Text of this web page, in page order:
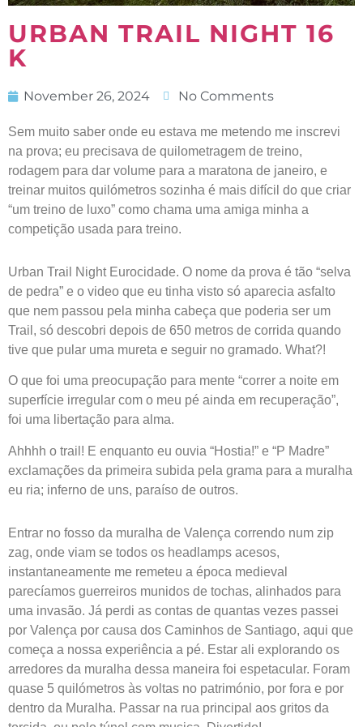
URBAN TRAIL NIGHT 16
K
November 26, 2024 No Comments
Sem muito saber onde eu estava me metendo me inscrevi
na prova; eu precisava de quilometragem de treino,
rodagem para dar volume para a maratona de janeiro, e
treinar muitos quilómetros sozinha é mais difícil do que criar
“um treino de luxo” como chama uma amiga minha a
competição usada para treino.
Urban Trail Night Eurocidade. O nome da prova é tão “selva
de pedra” e o video que eu tinha visto só aparecia asfalto
que nem passou pela minha cabeça que poderia ser um
Trail, só descobri depois de 650 metros de corrida quando
tive que pular uma mureta e seguir no gramado. What?!
O que foi uma preocupação para mente “correr a noite em
superfície irregular com o meu pé ainda em recuperação”,
foi uma libertação para alma.
Ahhhh o trail! E enquanto eu ouvia “Hostia!” e “P Madre”
exclamações da primeira subida pela grama para a muralha
eu ria; inferno de uns, paraíso de outros.
Entrar no fosso da muralha de Valença correndo num zip
zag, onde viam se todos os headlamps acesos,
instantaneamente me remeteu a época medieval
parecíamos guerreiros munidos de tochas, alinhados para
uma invasão. Já perdi as contas de quantas vezes passei
por Valença por causa dos Caminhos de Santiago, aqui que
começa a nossa experiência a pé. Estar ali explorando os
arredores da muralha dessa maneira foi espetacular. Foram
quase 5 quilómetros às voltas no património, por fora e por
dentro da Muralha. Passar na rua principal aos gritos da